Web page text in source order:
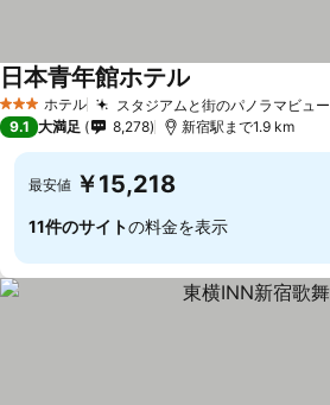
3 ホテルのランク
ホテル スタジアムと街のパノラマビュー
日本青年館ホテル
9.1 大満足 8,278 新宿駅まで1.9 km
最安値 ￥15,218
11件のサイトの料金を表示